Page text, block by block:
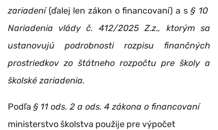
zariadení(ďalej len zákon o financovaní) a s§ 10
Nariadenia vlády č. 412/2025 Z.z., ktorým sa
ustanovujú podrobnosti rozpisu finančných
prostriedkov zo štátneho rozpočtu pre školy a
školské zariadenia.
Podľa § 11 ods. 2 a ods. 4 zákona o financovaní
ministerstvo školstva použije pre výpočet